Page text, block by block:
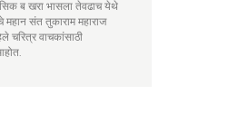
ब खरा भासला तेवढाच येथे
महान संत तुकाराम महाराज
चरित्र वाचकांसाठी